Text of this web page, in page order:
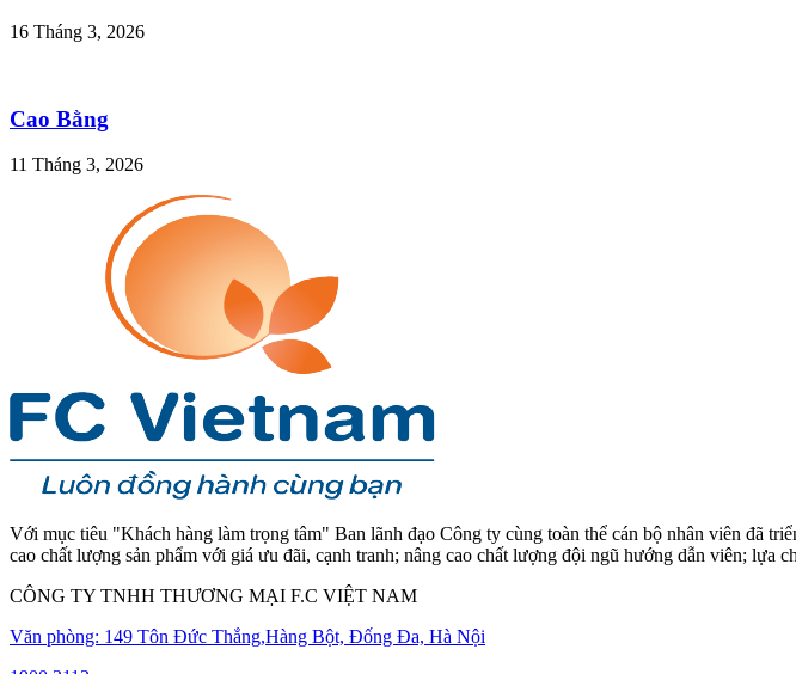
16 Tháng 3, 2026
Cao Bằng
11 Tháng 3, 2026
Với mục tiêu "Khách hàng làm trọng tâm" Ban lãnh đạo Công ty cùng toàn thể cán bộ nhân viên đã
cao chất lượng sản phẩm với giá ưu đãi, cạnh tranh; nâng cao chất lượng đội ngũ hướng dẫn viên; lựa
CÔNG TY TNHH THƯƠNG MẠI F.C VIỆT NAM
Văn phòng: 149 Tôn Đức Thắng,Hàng Bột, Đống Đa, Hà Nội